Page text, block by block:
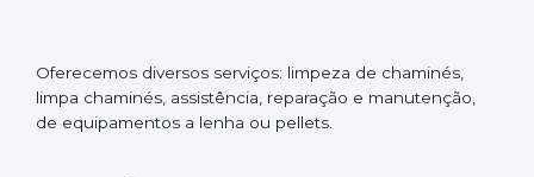
Oferecemos diversos serviços: limpeza de chaminés,
limpa chaminés, assistência, reparação e manutenção,
de equipamentos a lenha ou pellets.